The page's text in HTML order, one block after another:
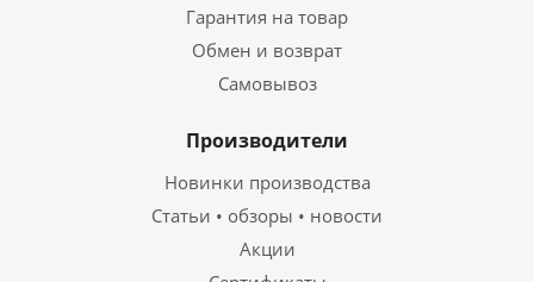
Гарантия на товар
Обмен и возврат
Самовывоз
Производители
Новинки производства
Статьи • обзоры • новости
Акции